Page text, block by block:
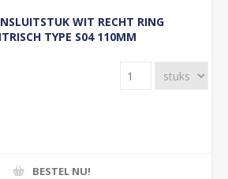
WIT RECHT RING
TYPE S04 110MM
BESTEL NU!